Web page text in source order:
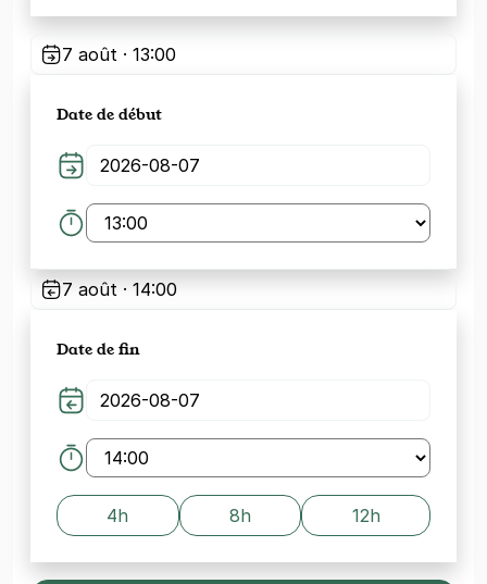
7 août · 13:00
Date de début
7 août · 14:00
Date de fin
4h 8h 12h